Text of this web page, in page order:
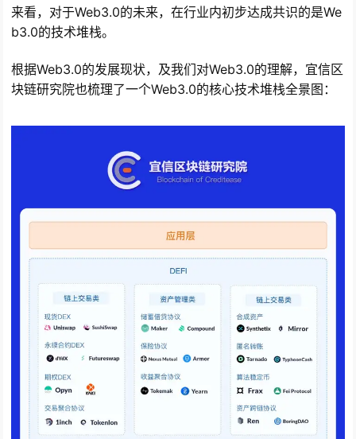
来看，对于Web3.0的未来，在行业内初步达成共识的是We
b3.0的技术堆栈。
根据Web3.0的发展现状，及我们对Web3.0的理解，宜信区
块链研究院也梳理了一个Web3.0的核心技术堆栈全景图：